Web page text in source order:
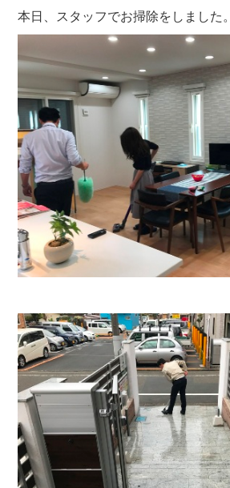
本日、スタッフでお掃除をしました。